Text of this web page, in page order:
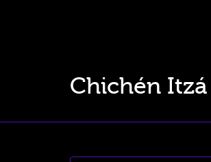
Chichén Itzá